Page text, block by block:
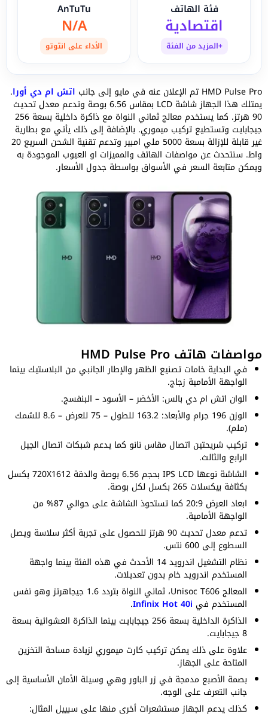
فئة الهاتف
اقتصادية
+المزيد من الفئة
AnTuTu
N/A
الأداء على انتوتو
HMD Pulse Pro تم الإعلان عنه في مايو إلى جانب اتش ام دي أورا.
يمتلك هذا الجهاز شاشة LCD بمقاس 6.56 بوصة وتدعم معدل تحديث
90 هرتز. كما يستخدم معالج ثماني النواة مع ذاكرة داخلية بسعة 256
جيجابايت وتستطيع تركيب ميموري. بالإضافة إلى ذلك يأتي مع بطارية
غير قابلة للإزالة بسعة 5000 ملي امبير وتدعم تقنية الشحن السريع 20
واط. سنتحدث عن مواصفات الهاتف والمميزات او العيوب الموجودة به
ويمكن متابعة السعر في الأسواق بواسطة جدول الأسعار.
مواصفات هاتف HMD Pulse Pro
في البداية خامات تصنيع الظهر والإطار الجانبي من البلاستيك بينما
الواجهة الأمامية زجاج.
الوان اتش ام دي بالس: الأخضر – الأسود – البنفسج.
الوزن 196 جرام والأبعاد: 163.2 للطول – 75 للعرض – 8.6 للسُمك
(ملم).
تركيب شريحتين اتصال مقاس نانو كما يدعم شبكات اتصال الجيل
الرابع والثالث.
الشاشة نوعها IPS LCD بحجم 6.56 بوصة والدقة 720X1612 بكسل
بكثافة بيكسلات 265 بكسل لكل بوصة.
ابعاد العرض 20:9 كما تستحوذ الشاشة على حوالي 87% من
الواجهة الأمامية.
تدعم معدل تحديث 90 هرتز للحصول على تجربة أكثر سلاسة ويصل
السطوع إلى 600 نتس.
نظام التشغيل اندرويد 14 الأحدث في هذه الفئة بينما واجهة
المستخدم اندرويد خام بدون تعديلات.
المعالج Unisoc T606، ثماني النواة بتردد 1.6 جيجاهرتز وهو نفس
المستخدم في Infinix Hot 40i
.
الذاكرة الداخلية بسعة 256 جيجابايت بينما الذاكرة العشوائية بسعة
8 جيجابايت.
علاوة على ذلك يمكن تركيب كارت ميموري لزيادة مساحة التخزين
المتاحة على الجهاز.
بصمة الأصبع مدمجة في زر الباور وهي وسيلة الأمان الأساسية إلى
جانب التعرف على الوجه.
كذلك يدعم الجهاز مستشعرات أخرى منها على سبييل المثال: